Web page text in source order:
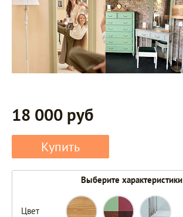
18 000 руб
Купить
Выберите характеристики
Цвет